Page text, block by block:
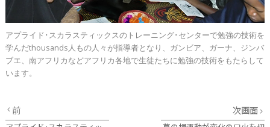
アプライド･スカラスティックスのトレーニング･センターで勉強の技術を
学んだthousands人もの人々が指導者となり、ガンビア、ガーナ、ジンバ
ブエ、南アフリカなどアフリカ各地で生徒たちに勉強の技術をもたらして
います。
前 次画面